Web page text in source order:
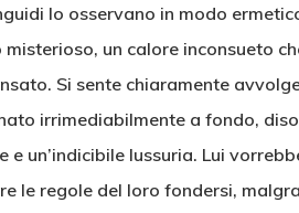
lo osservano in modo
un calore inconsueto
Si sente chiaramente
irrimediabilmente a fondo,
e un’indicibile lussuria. Lui
le regole del loro fondersi,